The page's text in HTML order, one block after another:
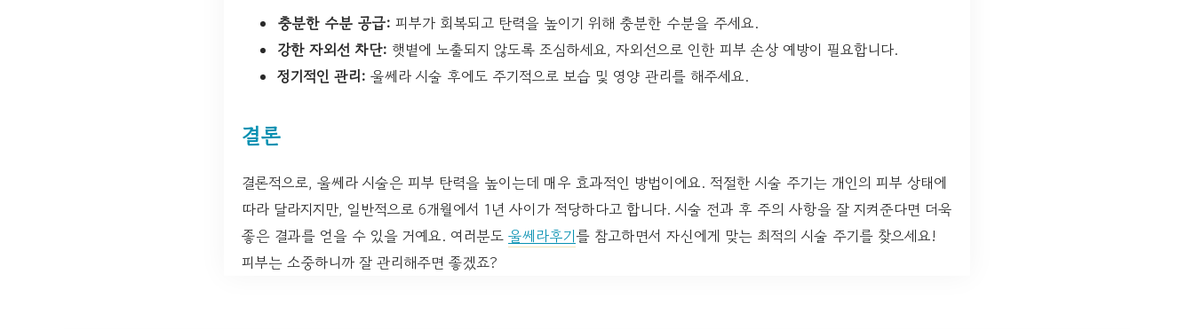
충분한 수분 공급: 피부가 회복되고 탄력을 높이기 위해 충분한 수분을 주세요.
강한 자외선 차단: 햇볕에 노출되지 않도록 조심하세요, 자외선으로 인한 피부 손상 예방이 필요합니다.
정기적인 관리: 울쎄라 시술 후에도 주기적으로 보습 및 영양 관리를 해주세요.
결론
결론적으로, 울쎄라 시술은 피부 탄력을 높이는데 매우 효과적인 방법이에요. 적절한 시술 주기는 개인의 피부 상태에
따라 달라지지만, 일반적으로 6개월에서 1년 사이가 적당하다고 합니다. 시술 전과 후 주의 사항을 잘 지켜준다면 더욱
좋은 결과를 얻을 수 있을 거예요. 여러분도 울쎄라후기를 참고하면서 자신에게 맞는 최적의 시술 주기를 찾으세요!
피부는 소중하니까 잘 관리해주면 좋겠죠?